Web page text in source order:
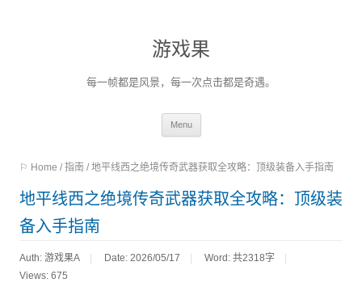
游戏果
每一帧都是风景，每一次点击都是奇遇。
Menu
content
⚐ Home / 指南 / 地平线西之绝境传奇武器获取全攻略：顶级装备入手指南
地平线西之绝境传奇武器获取全攻略：顶级装
备入手指南
Auth: 游戏果A Date: 2026/05/17 Word: 共2318字
Views: 675